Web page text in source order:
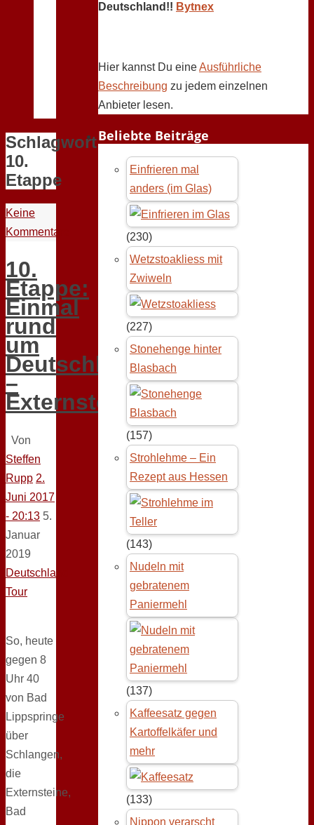
Schlagwort:
10.
Etappe
Keine
Kommentare
10.
Etappe:
Einmal
rund
um
Deutschland
–
Externsteine
Von
Steffen
Rupp 2.
Juni 2017
- 20:13 5.
Januar
2019
Deutschland-
Tour
So, heute
gegen 8
Uhr 40
von Bad
Lippspringe
über
Schlangen,
die
Externsteine,
Bad
Deutschland!! Bytnex
Hier kannst Du eineAusführliche
Beschreibung zu jedem einzelnen
Anbieter lesen.
Beliebte Beiträge
Einfrieren mal
anders (im Glas)
(230)
Wetzstoakliess mit
Zwiweln
(227)
Stonehenge hinter
Blasbach
(157)
Strohlehme – Ein
Rezept aus Hessen
(143)
Nudeln mit
gebratenem
Paniermehl
(137)
Kaffeesatz gegen
Kartoffelkäfer und
mehr
(133)
Nippon verarscht